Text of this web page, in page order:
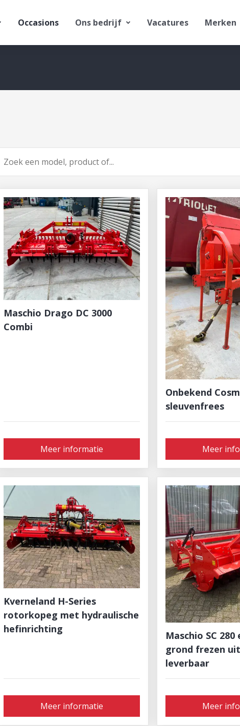
Occasions Ons bedrijf Vacatures Merken
Zoeken
Maschio Drago DC 3000
Combi
Meer informatie
Onbekend
sleuvenfrees
Meer
Kverneland H-Series
rotorkopeg met hydraulische
hefinrichting
Meer informatie
Maschio SC 280
grond frezen
leverbaar
Meer